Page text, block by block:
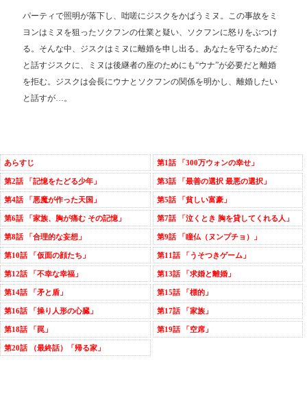
パーティで照明が落下し、咄嗟にジスクをかばうミヌ。この事故をミ
ヨンはミヌを狙ったソクフンの仕業と疑い、ソクフンに怒りをぶつけ
る。そんな中、ジスクはミヌに離婚を申し出る。あなたを守るためだ
と話すジスクに、ミヌは後継者の座のためにも“ウナ”が必要だと離婚
を拒む。ジスクは会長にウナとソクフンの関係を明かし、離婚したい
と話すが…。
あらすじ 第1話 「300万ウォンの幸せ」
第2話 「記憶をたどる少年」 第3話 「最善の選択 最悪の選択」
第4話 「悪魔が作った天国」 第5話 「貧しい富豪」
第6話 「家族、胸が痛む その記憶」 第7話 「泣くとき 胸を貸してくれる人」
第8話 「合理的な妄想」 第9話 「瞳仏（ヌンプチョ）」
第10話 「仮面の顔たち」 第11話 「うそつきゲーム」
第12話 「不幸な幸福」 第13話 「求婚と離婚」
第14話 「矛と盾」 第15話 「標的」
第16話 「操り人形の心臓」 第17話 「家族」
第18話 「罠」 第19話 「空席」
第20話 （最終話）「帰る家」